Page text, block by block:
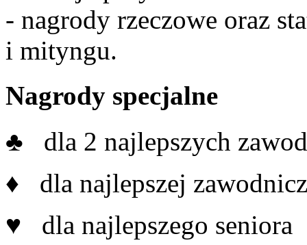
- nagrody rzeczowe oraz
i mityngu.
Nagrody specjalne
♣ dla 2 najlepszych
♦ dla najlepszej
♥ dla najlepszego seniora